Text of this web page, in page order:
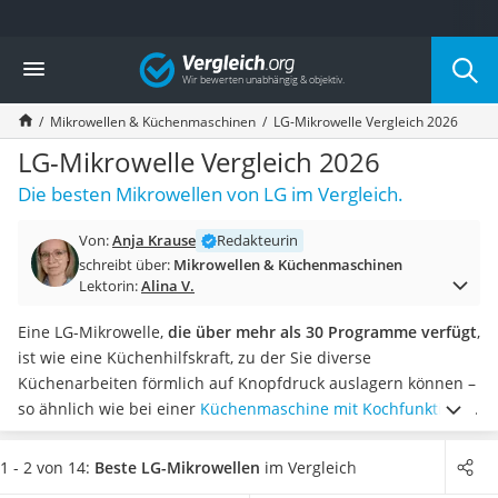
Die beliebtesten Vergleiche nach Kategorie
Haushalt
Wassersprudler
Zentralstaubsauger
Brotbackautomat
Wischroboter
Wäschespinne
Spülmaschinentabs
Akku-Staubsauger
AEG-Waschmaschine
Saug-Wisch-Roboter
Handstaubsauger
Milchaufschäumer
Kondenstrockner
Reiskocher
Vergleich
Mikrowellen & Küchenmaschinen LG-Mikrowelle Vergleich 2026
LG-Mikrowelle Vergleich 2026
Die besten Mikrowellen von LG im Vergleich.
Von:Anja Krause
Redakteurin
schreibt über: Mikrowellen & Küchenmaschinen
Lektorin:Alina V.
Eine LG-Mikrowelle, die über mehr als 30 Programme verfügt,
ist wie eine Küchenhilfskraft, zu der Sie diverse
Küchenarbeiten förmlich auf Knopfdruck auslagern können –
so ähnlich wie bei einer Küchenmaschine mit Kochfunktion
Wählen Sie jetzt eine LG-Mikrowelle aus unserer
Vergleichstabelle,die über die moderne Inverter-
1 - 2 von 14: Beste LG-Mikrowellen im Vergleich